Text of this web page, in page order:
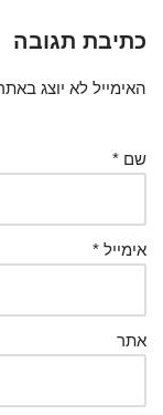
כתיבת תגובה
האימייל לא יוצג
שם *
אימייל *
אתר